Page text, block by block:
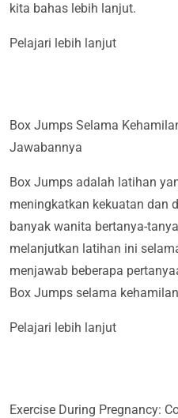
kita bahas lebih lanjut.
Pelajari lebih lanjut
Box Jumps Selama
Jawabannya
Box Jumps adalah latihan
meningkatkan kekuatan dan
banyak wanita bertanya-
melanjutkan latihan ini
menjawab beberapa
Box Jumps selama
Pelajari lebih lanjut
Exercise During Pregnancy: